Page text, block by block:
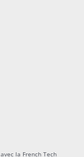
la French Tech
lors de la journée